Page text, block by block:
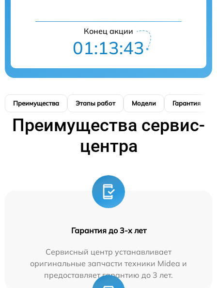
Конец акции
01:13:42
Преимущества Этапы работ Модели Гарантия
Преимущества сервис-
центра
Гарантия до 3-х лет
Сервисный центр устанавливает
оригинальные запчасти техники Midea и
предоставляет гарантию до 3 лет.